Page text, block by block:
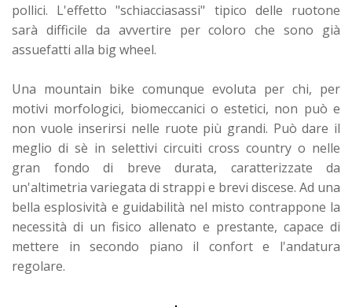
pollici. L'effetto "schiacciasassi" tipico delle ruotone
sarà difficile da avvertire per coloro che sono già
assuefatti alla big wheel.
Una mountain bike comunque evoluta per chi, per
motivi morfologici, biomeccanici o estetici, non può e
non vuole inserirsi nelle ruote più grandi. Può dare il
meglio di sè in selettivi circuiti cross country o nelle
gran fondo di breve durata, caratterizzate da
un'altimetria variegata di strappi e brevi discese. Ad una
bella esplosività e guidabilità nel misto contrappone la
necessità di un fisico allenato e prestante, capace di
mettere in secondo piano il confort e l'andatura
regolare.